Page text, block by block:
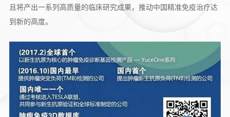
且将产出一系列高质量的临床研究成果，推动中国精准免疫治疗达
到新的高度。